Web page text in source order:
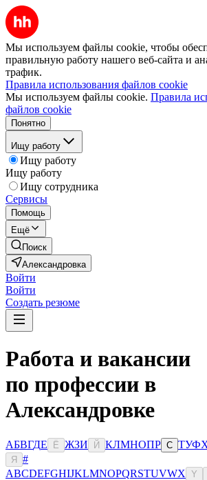
Мы используем файлы cookie, чтобы
правильную работу нашего веб-сайта и
трафик.
Правила использования файлов cookie
Мы используем файлы cookie. Правила
файлов cookie
Понятно
Ищу работу
Ищу работу
Ищу работу
Ищу сотрудника
Сервисы
Помощь
Ещё
Поиск
Александровка
Войти
Войти
Создать резюме
Работа и вакансии
по профессии в
Александровке
АБВГДЕ Ё ЖЗИ Й КЛМНОПР С ТУФ
Я
#
ABCDEFGHIJKLMNOPQRSTUVWX Y